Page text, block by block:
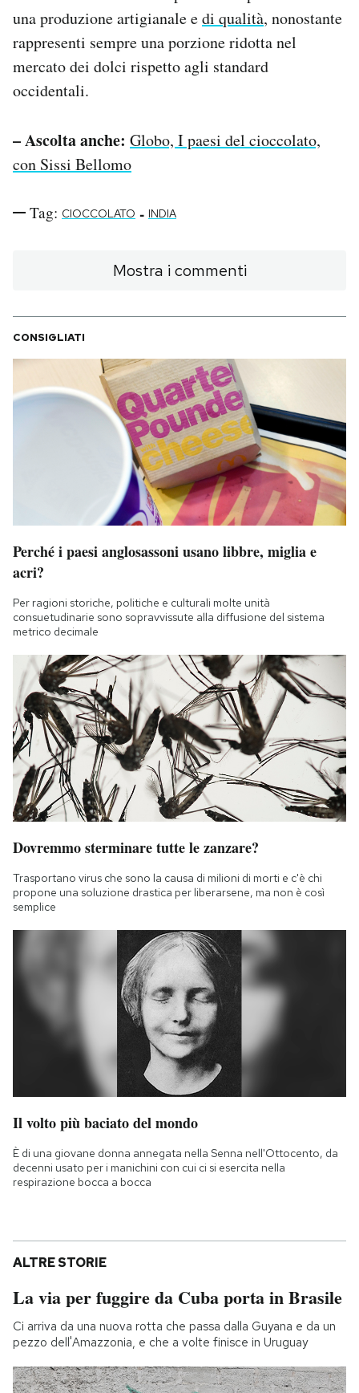
una produzione artigianale edi qualità, nonostante
rappresenti sempre una porzione ridotta nel
mercato dei dolci rispetto agli standard
occidentali.
– Ascolta anche: Globo, I paesi del cioccolato,
con Sissi Bellomo
Tag: CIOCCOLATO - INDIA
Mostra i commenti
CONSIGLIATI
Perché i paesi anglosassoni usano libbre, miglia e
acri?
Per ragioni storiche, politiche e culturali molte unità
consuetudinarie sono sopravvissute alla diffusione del sistema
metrico decimale
Dovremmo sterminare tutte le zanzare?
Trasportano virus che sono la causa di milioni di morti e c'è chi
propone una soluzione drastica per liberarsene, ma non è così
semplice
Il volto più baciato del mondo
È di una giovane donna annegata nella Senna nell'Ottocento, da
decenni usato per i manichini con cui ci si esercita nella
respirazione bocca a bocca
ALTRE STORIE
La via per fuggire da Cuba porta in Brasile
Ci arriva da una nuova rotta che passa dalla Guyana e da un
pezzo dell'Amazzonia, e che a volte finisce in Uruguay